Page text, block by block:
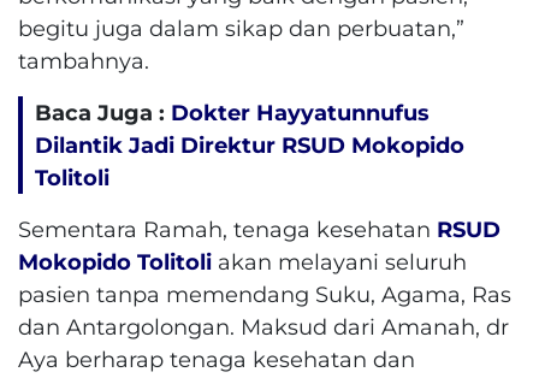
begitu juga dalam sikap dan perbuatan,”
tambahnya.
Baca Juga : Dokter Hayyatunnufus
Dilantik Jadi Direktur RSUD Mokopido
Tolitoli
Sementara Ramah, tenaga kesehatan RSUD
Mokopido Tolitoli akan melayani seluruh
pasien tanpa memendang Suku, Agama, Ras
dan Antargolongan. Maksud dari Amanah, dr
Aya berharap tenaga kesehatan dan